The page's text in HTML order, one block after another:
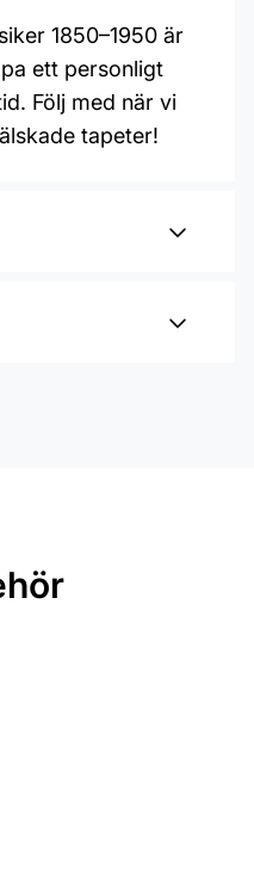
1850–1950 är
ett personligt
Följ med när vi
tapeter!
strykes på
518-